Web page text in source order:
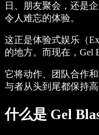
日、朋友聚会，还是
令人难忘的体验。
这正是体验式娱乐（
的地方。而现在，Gel
它将动作、团队合作
与者从头到尾都保持高
什么是 Gel